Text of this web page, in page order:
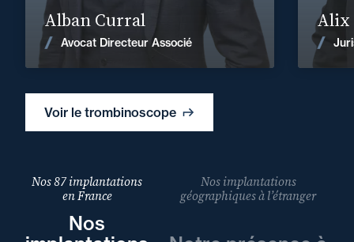
Voir le trombinoscope
Alban Curral
Avocat Directeur Associé
En savoir plus
Voir les actualités
Alix
Nos 87 implantations
en France
Nos
Nos implantations
géographiques à l’étranger